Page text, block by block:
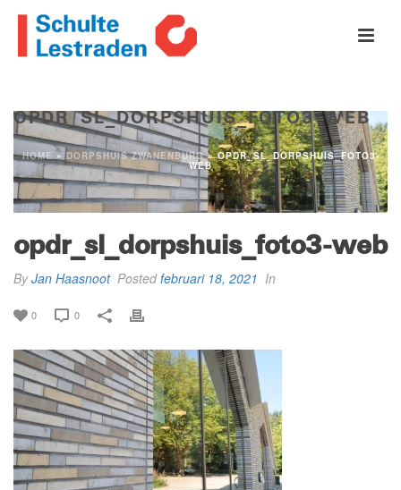
OPDR_SL_DORPSHUIS_FOTO3-WEB
HOME»DORPSHUIS ZWANENBURG»OPDR_SL_DORPSHUIS_FOTO3-
WEB
opdr_sl_dorpshuis_foto3-web
ByJan Haasnoot Postedfebruari 18, 2021 In
0 0